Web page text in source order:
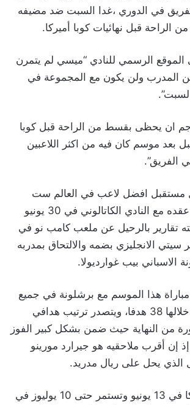
للفريق في الدوري ،غدا السبت ضد مضيفه
من الراحة قبل نهائيات كوبا أميركا.
الموقع الرسمي للنادي “ميسي لم يتمرن
المدرب ولن يكون مع المجموعة في
ان يحظى بقسط من الراحة قبل كوبا
بعد موسم كان فيه من اكثر اللاعبين
الفريق”.
مستقبل افضل لاعب في العالم ست
مرات الذي ينتهي عقده مع النادي الكاتالوني في 30 يونيو
تقارير بالرحيل عن ملعب كامب نو في
الانجليزي بضمه والالتحاق بمدربه
الاسباني بيب غوارديولا.
وخاض ميسي 47 مباراة هذا الموسم مع برشلونة في جميع
المسابقات سجل خلالها 38 هدفا، ويتصدر ترتيب هدافي
قبل دورة من النهاية حيث ضمن بشكل كبير الفوز
إن أقرب ملاحقيه هو جيرارد مورينو
وتنطلق كوبا أميركا في 13 يونيو وتستمر حتى 10 يوليوز في